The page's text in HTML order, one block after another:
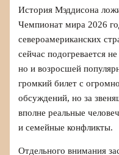
История Мэддисона
Чемпионат мира 2026
североамериканских
сейчас подогревается
но и возросшей
громкий билет с
обсуждений, но за
вполне реальные
и семейные конфликты.
Отдельного внимания